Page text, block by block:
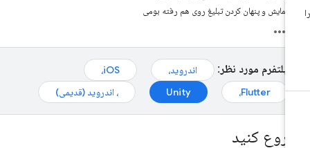
نمایش و پنهان کردن تبلیغ روی هم رفته بومی
پلتفرم مورد نظر: اندروید،
iOS،
Flutter،
Unity ، اندروید (قدیمی)
کنید